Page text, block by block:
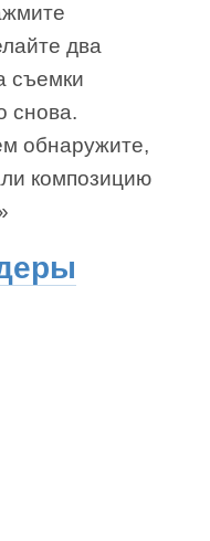
два
съемки
снова.
обнаружите,
композицию